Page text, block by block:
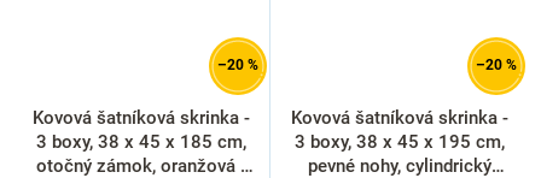
–20 %
Kovová šatníková skrinka -
3 boxy, 38 x 45 x 185 cm,
otočný zámok, oranžová -
–20 %
Kovová šatníková skrinka -
3 boxy, 38 x 45 x 195 cm,
pevné nohy, cylindrický